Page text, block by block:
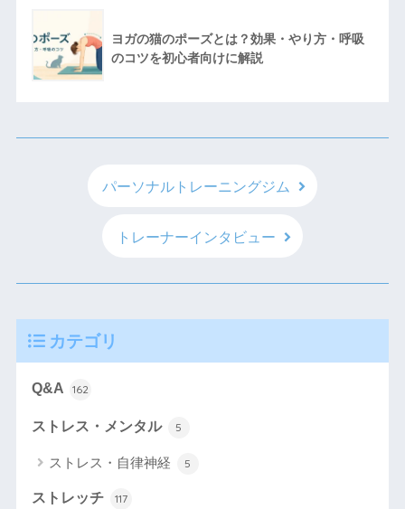
ヨガの猫のポーズとは？効果・やり方・呼吸
のコツを初心者向けに解説
パーソナルトレーニングジム
トレーナーインタビュー
カテゴリ
Q&A 162
ストレス・メンタル 5
ストレス・自律神経 5
ストレッチ 117